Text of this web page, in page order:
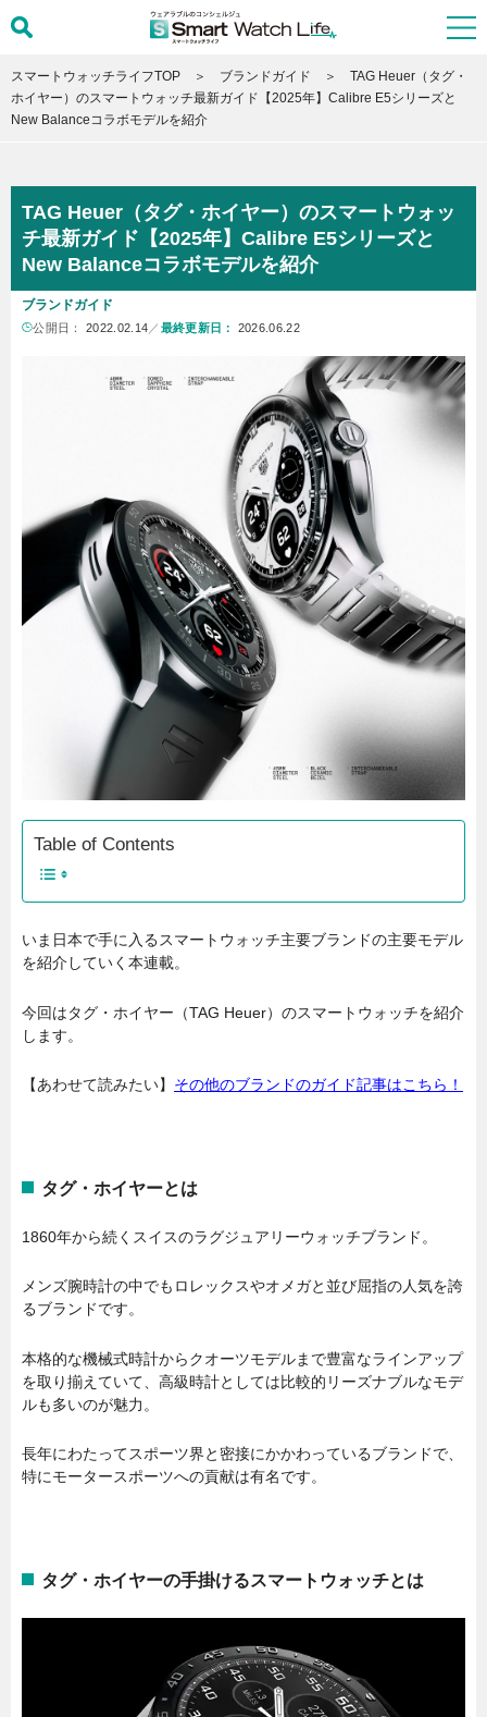
スマートウォッチライフTOP ブランドガイド
TAG Heuer（タグ・
ホイヤー）のスマートウォッチ最新ガイド【2025年】Calibre E5シリーズと
New Balanceコラボモデルを紹介
TAG Heuer（タグ・ホイヤー）のスマートウォッ
チ最新ガイド【2025年】Calibre E5シリーズと
New Balanceコラボモデルを紹介
ブランドガイド
公開日： 2022.02.14 ／ 最終更新日： 2026.06.22
Table of Contents
いま日本で手に入るスマートウォッチ主要ブランドの主要モデル
を紹介していく本連載。
今回はタグ・ホイヤー（TAG Heuer）のスマートウォッチを紹介
します。
【あわせて読みたい】 その他のブランドのガイド記事はこちら！
タグ・ホイヤーとは
1860年から続くスイスのラグジュアリーウォッチブランド。
メンズ腕時計の中でもロレックスやオメガと並び屈指の人気を誇
るブランドです。
本格的な機械式時計からクオーツモデルまで豊富なラインアップ
を取り揃えていて、高級時計としては比較的リーズナブルなモデ
ルも多いのが魅力。
長年にわたってスポーツ界と密接にかかわっているブランドで、
特にモータースポーツへの貢献は有名です。
タグ・ホイヤーの手掛けるスマートウォッチとは